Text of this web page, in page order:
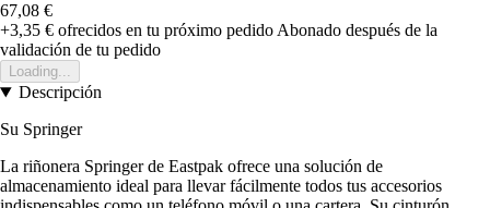
67,08 €
+3,35 € ofrecidos en tu próximo pedido Abonado después de la
validación de tu pedido
Loading...
Descripción
Su Springer
La riñonera Springer de Eastpak ofrece una solución de
almacenamiento ideal para llevar fácilmente todos tus accesorios